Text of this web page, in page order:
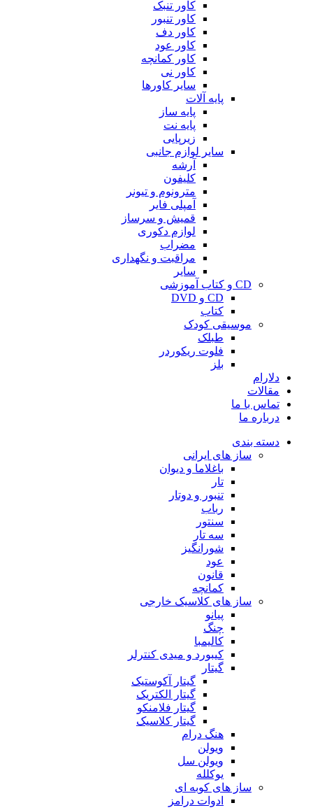
کاور تنبک
کاور تنبور
کاور دف
کاور عود
کاور کمانچه
کاور نی
سایر کاورها
پایه آلات
پایه ساز
پایه نت
زیرپایی
سایر لوازم جانبی
آرشه
کلیفون
مترونوم و تیونر
آمپلی فایر
قمیش و سرساز
لوازم دکوری
مضراب
مراقبت و نگهداری
سایر
CD و کتاب آموزشی
CD و DVD
کتاب
موسیقی کودک
طبلک
فلوت ریکوردر
بلز
دلارام
مقالات
تماس با ما
درباره ما
دسته بندی
ساز های ایرانی
باغلاما و دیوان
تار
تنبور و دوتار
رباب
سنتور
سه تار
شورانگیز
عود
قانون
کمانچه
ساز های کلاسیک خارجی
پیانو
چنگ
کالیمبا
کیبورد و میدی کنترلر
گیتار
گیتار آکوستیک
گیتار الکتریک
گیتار فلامنکو
گیتار کلاسیک
هنگ درام
ویولن
ویولن سل
یوکلله
ساز های کوبه ای
ادوات درامز